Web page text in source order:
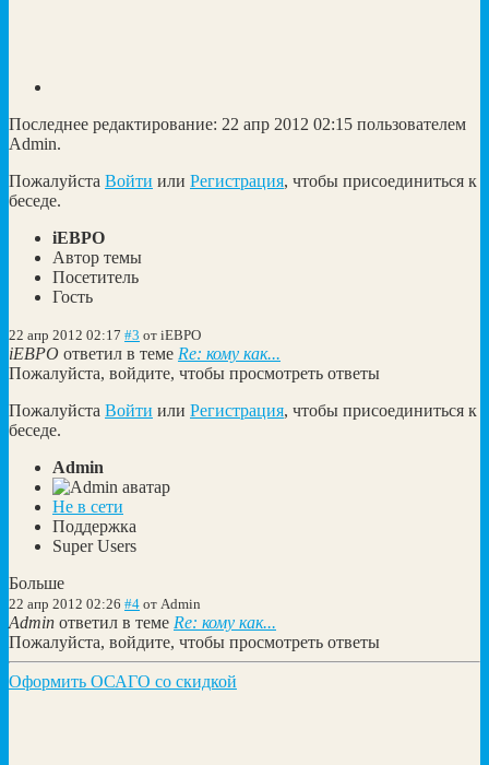
Последнее редактирование: 22 апр 2012 02:15 пользователем
Admin.
Пожалуйста Войти или Регистрация, чтобы присоединиться к
беседе.
iEBPO
Автор темы
Посетитель
Гость
22 апр 2012 02:17 #3 от iEBPO
iEBPO ответил в теме Re: кому как...
Пожалуйста, войдите, чтобы просмотреть ответы
Пожалуйста Войти или Регистрация, чтобы присоединиться к
беседе.
Admin
Не в сети
Поддержка
Super Users
Больше
22 апр 2012 02:26 #4 от Admin
Admin ответил в теме Re: кому как...
Пожалуйста, войдите, чтобы просмотреть ответы
Оформить ОСАГО со скидкой